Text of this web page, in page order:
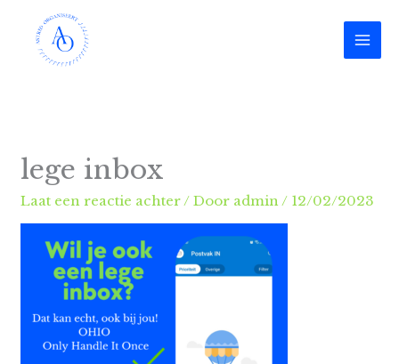
inhoud
lege inbox
Laat een reactie achter / Door admin / 12/02/2023